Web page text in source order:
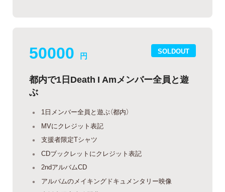
SOLDOUT
50000 円
都内で1日Death I Amメンバー全員と遊
ぶ
1日メンバー全員と遊ぶ（都内）
MVにクレジット表記
支援者限定Tシャツ
CDブックレットにクレジット表記
2ndアルバムCD
アルバムのメイキングドキュメンタリー映像